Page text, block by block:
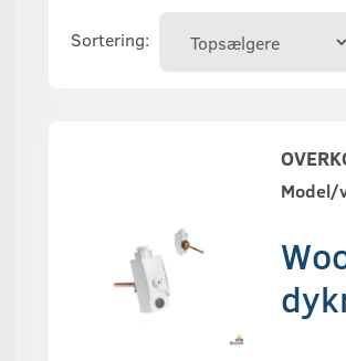
Sortering:
Model/